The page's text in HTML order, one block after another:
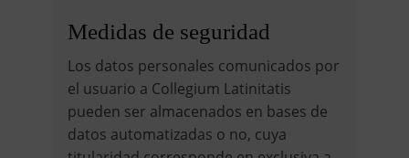
Medidas de seguridad
Los datos personales comunicados por
el usuario a Collegium Latinitatis
pueden ser almacenados en bases de
datos automatizadas o no, cuya